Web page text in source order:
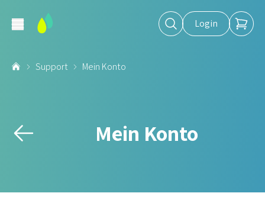
Login
Support Mein Konto
Mein Konto